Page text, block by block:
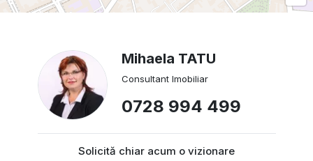
Mihaela TATU
Consultant Imobiliar
0728 994 499
Solicită chiar acum o vizionare